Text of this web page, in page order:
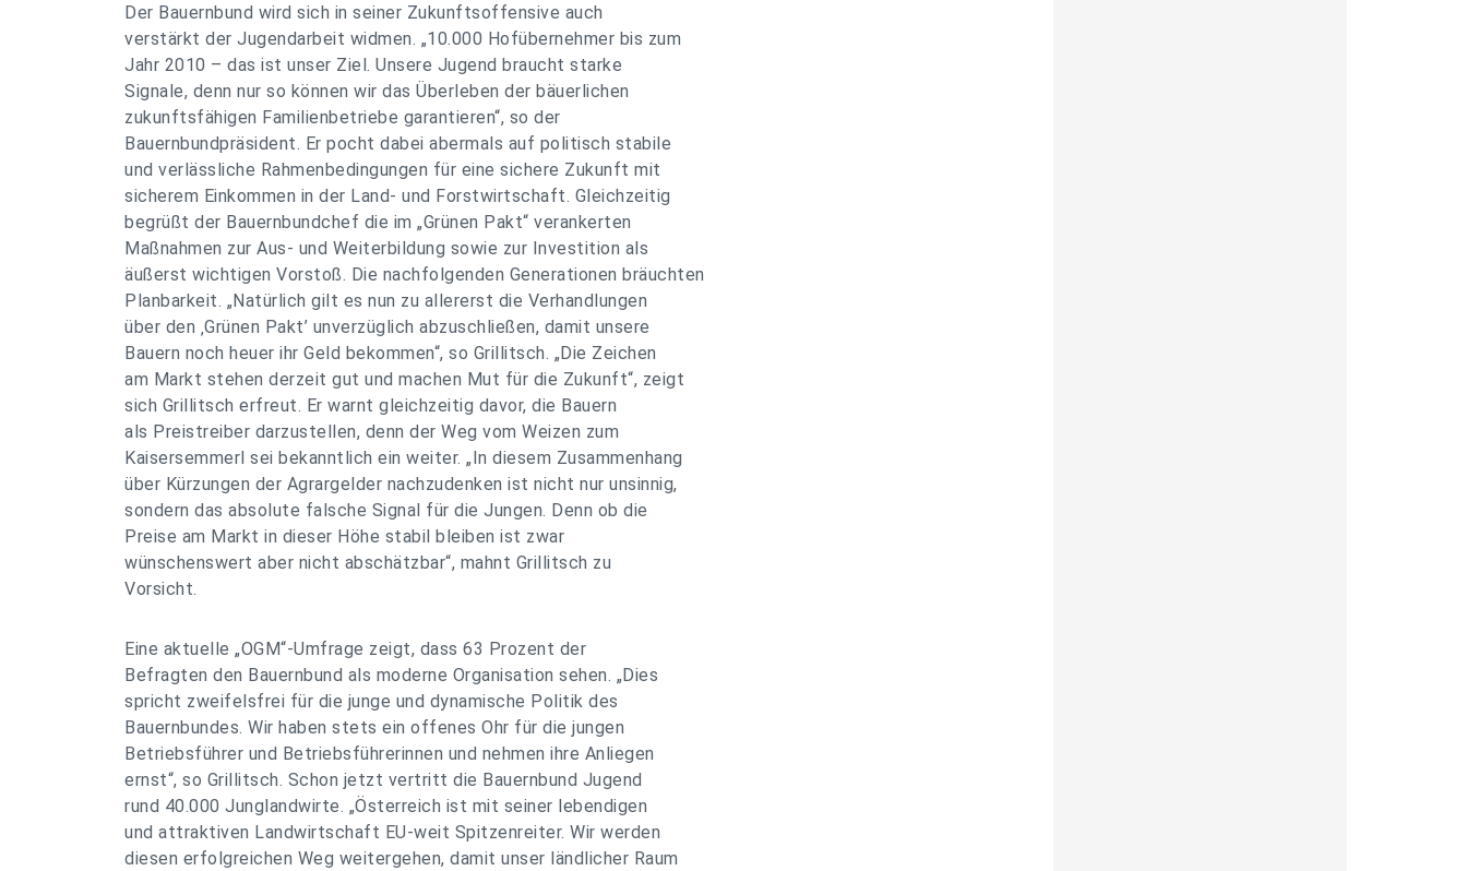
Der Bauernbund wird sich in seiner Zukunftsoffensive auch
verstärkt der Jugendarbeit widmen. „10.000 Hofübernehmer bis zum
Jahr 2010 – das ist unser Ziel. Unsere Jugend braucht starke
Signale, denn nur so können wir das Überleben der bäuerlichen
zukunftsfähigen Familienbetriebe garantieren“, so der
Bauernbundpräsident. Er pocht dabei abermals auf politisch stabile
und verlässliche Rahmenbedingungen für eine sichere Zukunft mit
sicherem Einkommen in der Land- und Forstwirtschaft. Gleichzeitig
begrüßt der Bauernbundchef die im „Grünen Pakt“ verankerten
Maßnahmen zur Aus- und Weiterbildung sowie zur Investition als
äußerst wichtigen Vorstoß. Die nachfolgenden Generationen bräuchten
Planbarkeit. „Natürlich gilt es nun zu allererst die Verhandlungen
über den ‚Grünen Pakt’ unverzüglich abzuschließen, damit unsere
Bauern noch heuer ihr Geld bekommen“, so Grillitsch. „Die Zeichen
am Markt stehen derzeit gut und machen Mut für die Zukunft“, zeigt
sich Grillitsch erfreut. Er warnt gleichzeitig davor, die Bauern
als Preistreiber darzustellen, denn der Weg vom Weizen zum
Kaisersemmerl sei bekanntlich ein weiter. „In diesem Zusammenhang
über Kürzungen der Agrargelder nachzudenken ist nicht nur unsinnig,
sondern das absolute falsche Signal für die Jungen. Denn ob die
Preise am Markt in dieser Höhe stabil bleiben ist zwar
wünschenswert aber nicht abschätzbar“, mahnt Grillitsch zu
Vorsicht.
Eine aktuelle „OGM“-Umfrage zeigt, dass 63 Prozent der
Befragten den Bauernbund als moderne Organisation sehen. „Dies
spricht zweifelsfrei für die junge und dynamische Politik des
Bauernbundes. Wir haben stets ein offenes Ohr für die jungen
Betriebsführer und Betriebsführerinnen und nehmen ihre Anliegen
ernst“, so Grillitsch. Schon jetzt vertritt die Bauernbund Jugend
rund 40.000 Junglandwirte. „Österreich ist mit seiner lebendigen
und attraktiven Landwirtschaft EU-weit Spitzenreiter. Wir werden
diesen erfolgreichen Weg weitergehen, damit unser ländlicher Raum